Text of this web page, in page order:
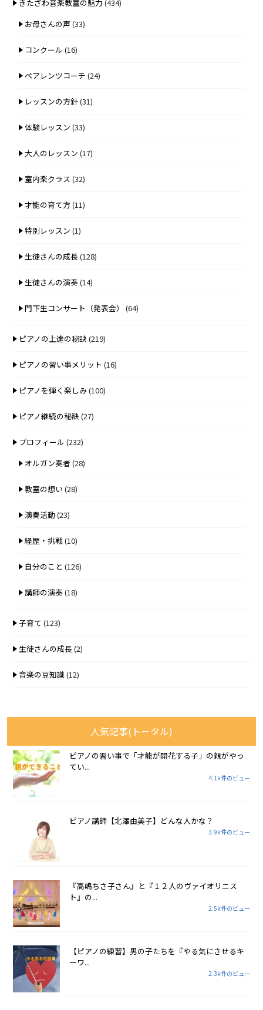
きたざわ音楽教室の魅力 (434)
お母さんの声 (33)
コンクール (16)
ペアレンツコーチ (24)
レッスンの方針(31)
体験レッスン (33)
大人のレッスン (17)
室内楽クラス (32)
才能の育て方 (11)
特別レッスン (1)
生徒さんの成長(128)
生徒さんの演奏(14)
門下生コンサート（発表会） (64)
ピアノの上達の秘訣 (219)
ピアノの習い事メリット (16)
ピアノを弾く楽しみ(100)
ピアノ継続の秘訣 (27)
プロフィール (232)
オルガン奏者 (28)
教室の想い (28)
演奏活動(23)
経歴・挑戦(10)
自分のこと (126)
講師の演奏(18)
子育て (123)
生徒さんの成長(2)
音楽の豆知識(12)
人気記事(トータル)
ピアノの習い事で「才能が開花する子」の親がやっ
てい...
4.1k件のビュー
ピアノ講師【北澤由美子】どんな人かな？
3.9k件のビュー
『高嶋ちさ子さん』と『１２人のヴァイオリニス
ト』の...
2.5k件のビュー
【ピアノの練習】男の子たちを『やる気にさせるキ
ーワ...
2.3k件のビュー